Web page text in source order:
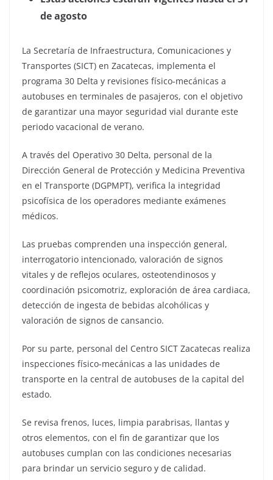
de agosto
La Secretaría de Infraestructura, Comunicaciones y
Transportes (SICT) en Zacatecas, implementa el
programa 30 Delta y revisiones físico-mecánicas a
autobuses en terminales de pasajeros, con el objetivo
de garantizar una mayor seguridad vial durante este
periodo vacacional de verano.
A través del Operativo 30 Delta, personal de la
Dirección General de Protección y Medicina Preventiva
en el Transporte (DGPMPT), verifica la integridad
psicofísica de los operadores mediante exámenes
médicos.
Las pruebas comprenden una inspección general,
interrogatorio intencionado, valoración de signos
vitales y de reflejos oculares, osteotendinosos y
coordinación psicomotriz, exploración de área cardiaca,
detección de ingesta de bebidas alcohólicas y
valoración de signos de cansancio.
Por su parte, personal del Centro SICT Zacatecas realiza
inspecciones físico-mecánicas a las unidades de
transporte en la central de autobuses de la capital del
estado.
Se revisa frenos, luces, limpia parabrisas, llantas y
otros elementos, con el fin de garantizar que los
autobuses cumplan con las condiciones necesarias
para brindar un servicio seguro y de calidad.